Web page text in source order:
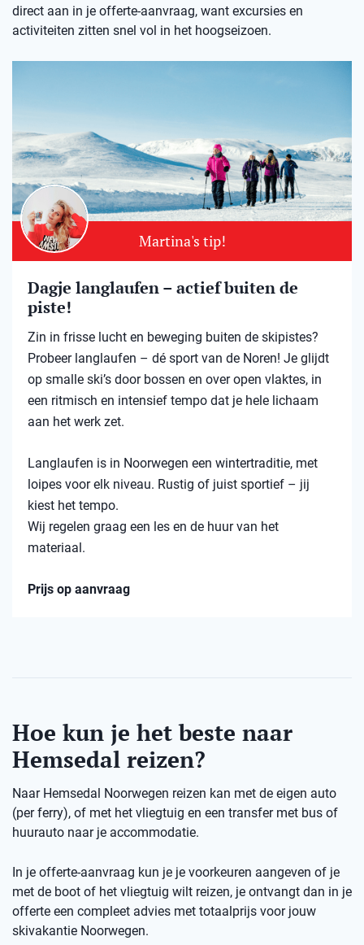
direct aan in je offerte-aanvraag, want excursies en
activiteiten zitten snel vol in het hoogseizoen.
Martina's tip!
Dagje langlaufen – actief buiten de
piste!
Zin in frisse lucht en beweging buiten de skipistes?
Probeer langlaufen – dé sport van de Noren! Je glijdt
op smalle ski’s door bossen en over open vlaktes, in
een ritmisch en intensief tempo dat je hele lichaam
aan het werk zet.
Langlaufen is in Noorwegen een wintertraditie, met
loipes voor elk niveau. Rustig of juist sportief – jij
kiest het tempo.
Wij regelen graag een les en de huur van het
materiaal.
Prijs op aanvraag
Hoe kun je het beste naar
Hemsedal reizen?
Naar Hemsedal Noorwegen reizen kan met de eigen auto
(per ferry), of met het vliegtuig en een transfer met bus of
huurauto naar je accommodatie.
In je offerte-aanvraag kun je je voorkeuren aangeven of je
met de boot of het vliegtuig wilt reizen, je ontvangt dan in je
offerte een compleet advies met totaalprijs voor jouw
skivakantie Noorwegen.